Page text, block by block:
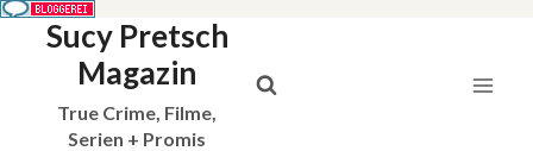
Sucy Pretsch
Magazin
True Crime, Filme,
Serien + Promis